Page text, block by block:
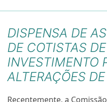
DISPENSA DE
DE COTISTAS
INVESTIMENTO
ALTERAÇÕES
Recentemente, a